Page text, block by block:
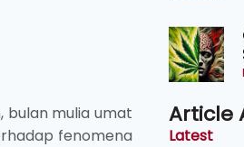
bulan mulia umat
fenomena
Article
Latest